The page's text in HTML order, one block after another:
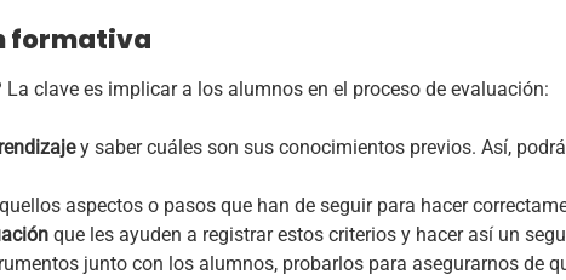
formativa
La clave es implicar a los alumnos en el proceso de evaluación:
y saber cuáles son sus conocimientos previos. Así,
aspectos o pasos que han de seguir para hacer
que les ayuden a registrar estos criterios y hacer así un
junto con los alumnos, probarlos para asegurarnos de